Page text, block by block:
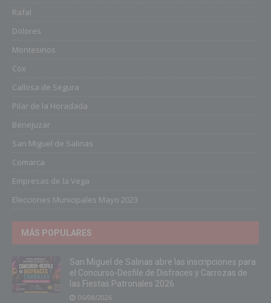
Rafal
Dolores
Montesinos
Cox
Callosa de Segura
Pilar de la Horadada
Benejuzar
San Miguel de Salinas
Comarca
Empresas de la Vega
Elecciones Municipales Mayo 2023
MÁS POPULARES
San Miguel de Salinas abre las inscripciones para
el Concurso-Desfile de Disfraces y Carrozas de
las Fiestas Patronales 2026
06/08/2026